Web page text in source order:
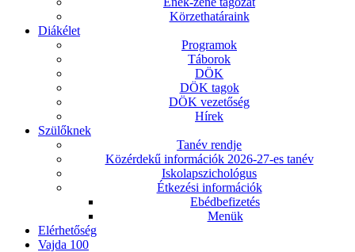
Körzethatáraink
Diákélet
Programok
Táborok
DÖK
DÖK tagok
DÖK vezetőség
Hírek
Szülőknek
Tanév rendje
Közérdekű információk 2026-27-es tanév
Iskolapszichológus
Étkezési információk
Ebédbefizetés
Menük
Elérhetőség
Vajda 100